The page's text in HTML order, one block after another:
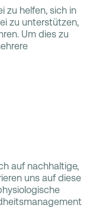
zu helfen, sich in
zu unterstützen,
Um dies zu
auf nachhaltige,
uns auf diese